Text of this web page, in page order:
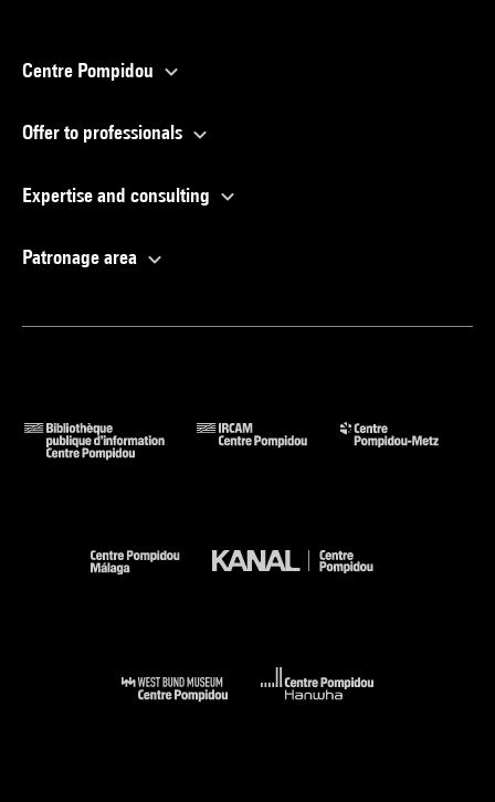
Centre Pompidou
Offer to professionals
Expertise and consulting
Patronage area